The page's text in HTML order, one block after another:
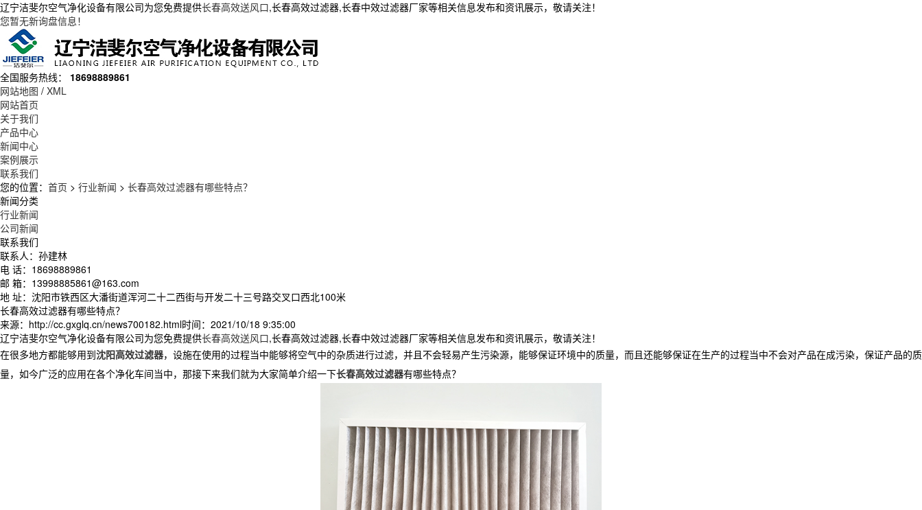
辽宁洁斐尔空气净化设备有限公司为您免费提供长春高效送风口,长春高效过滤器,长春中效过滤器厂家等相关信息发布和资讯展示，敬请关注！
您暂无新询盘信息！
全国服务热线： 18698889861
网站地图 / XML
网站首页
关于我们
产品中心
新闻中心
案例展示
联系我们
您的位置： 首页 > 行业新闻 > 长春高效过滤器有哪些特点？
新闻分类
行业新闻
公司新闻
联系我们
联系人：孙建林
电 话：18698889861
邮 箱：13998885861@163.com
地 址：沈阳市铁西区大潘街道浑河二十二西街与开发二十三号路交叉口西北100米
长春高效过滤器有哪些特点？
来源：http://cc.gxglq.cn/news700182.html时间：2021/10/18 9:35:00
辽宁洁斐尔空气净化设备有限公司为您免费提供长春高效送风口,长春高效过滤器,长春中效过滤器厂家等相关信息发布和资讯展示，敬请关注！
在很多地方都能够用到沈阳高效过滤器，设施在使用的过程当中能够将空气中的杂质进行过滤，并且不会轻易产生污染源，能够保证环境中的质量，而且还能够保证在生产的过程当中不会对产品在成污染，保证产品的质
量，如今广泛的应用在各个净化车间当中，那接下来我们就为大家简单介绍一下长春高效过滤器有哪些特点？